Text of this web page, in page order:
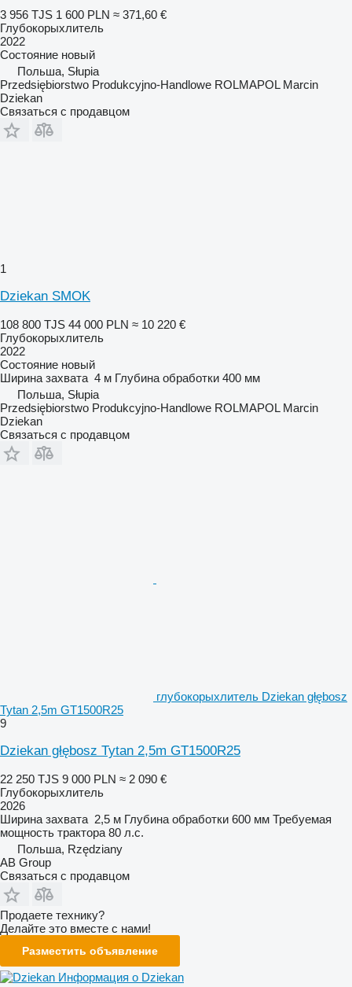
3 956 TJS 1 600 PLN ≈ 371,60 €
Глубокорыхлитель
2022
Состояние новый
Польша, Słupia
Przedsiębiorstwo Produkcyjno-Handlowe ROLMAPOL Marcin
Dziekan
Связаться с продавцом
1
Dziekan SMOK
108 800 TJS 44 000 PLN ≈ 10 220 €
Глубокорыхлитель
2022
Состояние новый
Ширина захвата 4 м Глубина обработки 400 мм
Польша, Słupia
Przedsiębiorstwo Produkcyjno-Handlowe ROLMAPOL Marcin
Dziekan
Связаться с продавцом
глубокорыхлитель Dziekan głębosz
Tytan 2,5m GT1500R25
9
Dziekan głębosz Tytan 2,5m GT1500R25
22 250 TJS 9 000 PLN ≈ 2 090 €
Глубокорыхлитель
2026
Ширина захвата 2,5 м Глубина обработки 600 мм Требуемая
мощность трактора 80 л.с.
Польша, Rzędziany
AB Group
Связаться с продавцом
Продаете технику?
Делайте это вместе с нами!
Разместить объявление
Информация о Dziekan